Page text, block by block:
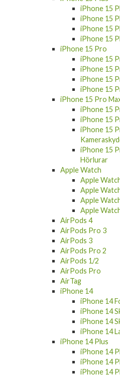
iPhone 15
iPhone 15
iPhone 15
iPhone 15
iPhone 15 Pro
iPhone 15
iPhone 15
iPhone 15
iPhone 15
iPhone 15 Pro
iPhone 15
iPhone 15
iPhone 15
iPhone 15
Hörlurar
Apple Watch
Apple
Apple
Apple
Apple
AirPods 4
AirPods Pro 3
AirPods 3
AirPods Pro 2
AirPods 1/2
AirPods Pro
AirTag
iPhone 14
iPhone 14
iPhone 14
iPhone 14
iPhone 14
iPhone 14 Plus
iPhone 14
iPhone 14
iPhone 14